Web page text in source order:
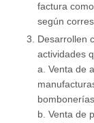
factura
según
Desarrollen
actividades
a. Venta de
b. Venta de